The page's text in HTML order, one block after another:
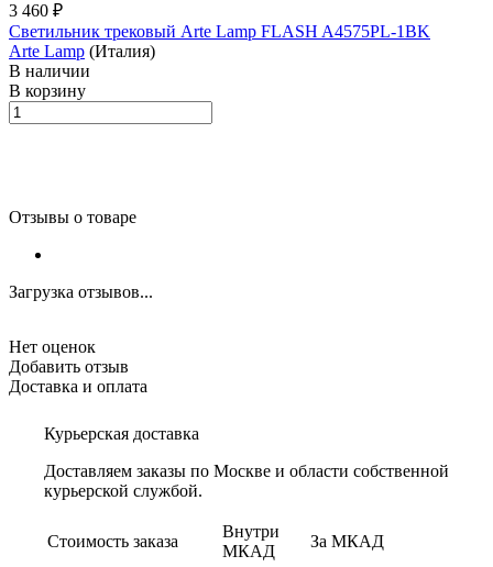
3 460 ₽
Светильник трековый Arte Lamp FLASH A4575PL-1BK
Arte Lamp (Италия)
В наличии
В корзину
Отзывы о товаре
Загрузка отзывов...
Нет оценок
Добавить отзыв
Доставка и оплата
Курьерская доставка
Доставляем заказы по Москве и области собственной
курьерской службой.
Стоимость заказа
Внутри
МКАД
За МКАД